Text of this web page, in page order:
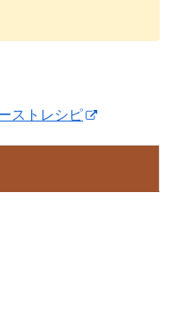
ストレシピ